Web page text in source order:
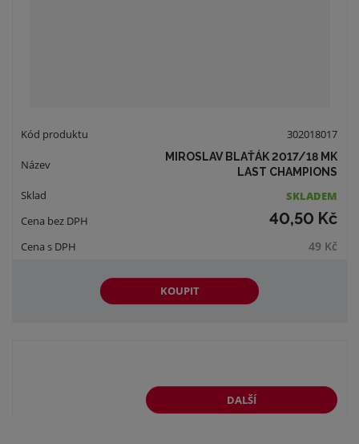
302018017
MIROSLAV BLAŤÁK 2017/18 MK
LAST CHAMPIONS
SKLADEM
40,50 Kč
49 Kč
KOUPIT
DALŠÍ